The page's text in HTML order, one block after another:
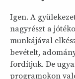
Igen. A
nagyrészt a
munkájával
bevételt,
fordítjuk. De
programokon